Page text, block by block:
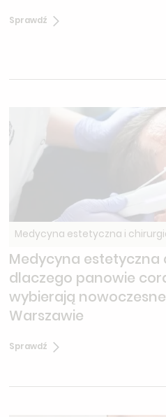
Sprawdź
Medycyna estetyczna i
Medycyna estetyczna
dlaczego panowie
wybierają
Warszawie
Sprawdź